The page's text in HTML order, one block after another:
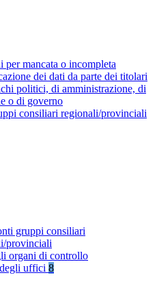
per mancata o incompleta
dei dati da parte dei titolari
politici, di amministrazione, di
o di governo
consiliari regionali/provinciali
gruppi consiliari
provinciali
organi di controllo
uffici 8